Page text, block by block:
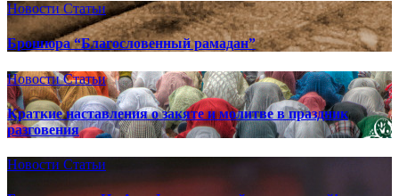
НовостиСтатьи
Брошюра “Благословенный рамадан”
НовостиСтатьи
Краткие наставления о закяте и молитве в праздник
разговения
Новости Статьи